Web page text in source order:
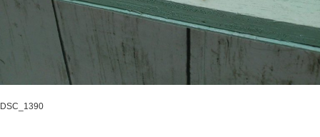
DSC_1390